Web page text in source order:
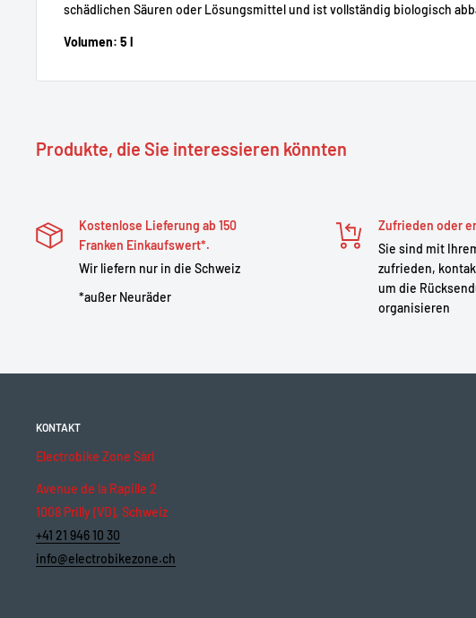
schädlichen Säuren oder Lösungsmittel und ist vollständig biologisch
Volumen: 5 l
Produkte, die Sie interessieren könnten
Kostenlose Lieferung ab 150
Franken Einkaufswert*.
Wir liefern nur in die Schweiz
*außer Neuräder
Zufrieden oder
Sie sind mit
zufrieden,
um die
organisieren
KONTAKT
Electrobike Zone Sàrl
Avenue de la Rapille 2
1008 Prilly (VD), Schweiz
+41 21 946 10 30
info@electrobikezone.ch